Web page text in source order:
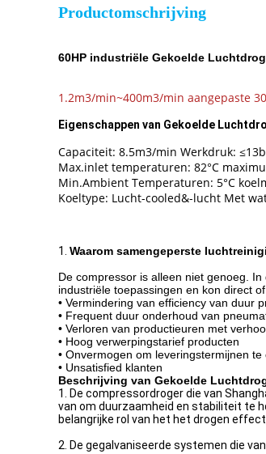
Productomschrijving
60HP industriële Gekoelde
1.2m3/min~400m3/min aangepaste
Eigenschappen van Gekoelde
Capaciteit: 8.5m3/min Werkdruk:
Max.inlet temperaturen: 82°C
Min.Ambient Temperaturen: 5°C
Koeltype: Lucht-cooled&-lucht Met
1. Waarom samengeperste
De compressor is alleen niet genoeg.
industriële toepassingen en kon direct
• Vermindering van efficiency van duur
• Frequent duur onderhoud van
• Verloren van productieuren met
• Hoog verwerpingstarief producten
• Onvermogen om leveringstermijnen te
• Unsatisfied klanten
Beschrijving van Gekoelde
1. De compressordroger die van
van om duurzaamheid en stabiliteit te
belangrijke rol van het het drogen
2. De gegalvaniseerde systemen die